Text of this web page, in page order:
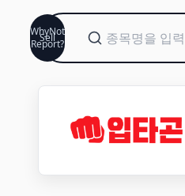
WhyNot
Sell
Report?